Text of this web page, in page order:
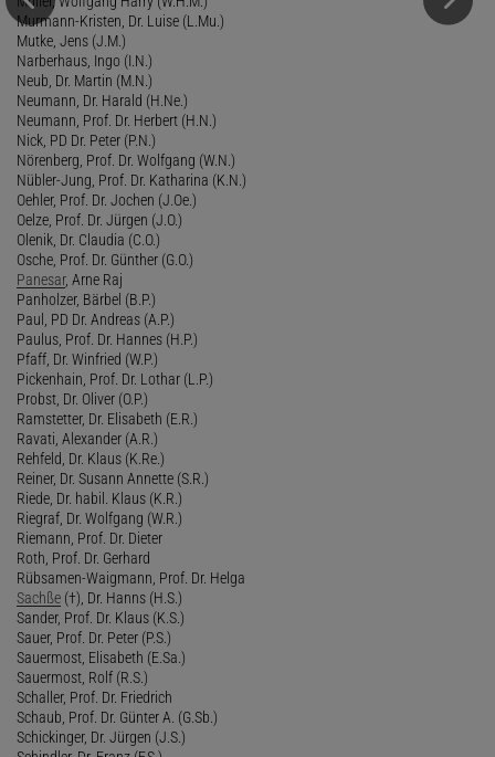
Murmann-Kristen, Dr. Luise (L.Mu.)
Mutke, Jens (J.M.)
Narberhaus, Ingo (I.N.)
Neub, Dr. Martin (M.N.)
Neumann, Dr. Harald (H.Ne.)
Neumann, Prof. Dr. Herbert (H.N.)
Nick, PD Dr. Peter (P.N.)
Nörenberg, Prof. Dr. Wolfgang (W.N.)
Nübler-Jung, Prof. Dr. Katharina (K.N.)
Oehler, Prof. Dr. Jochen (J.Oe.)
Oelze, Prof. Dr. Jürgen (J.O.)
Olenik, Dr. Claudia (C.O.)
Osche, Prof. Dr. Günther (G.O.)
Panesar, Arne Raj
Panholzer, Bärbel (B.P.)
Paul, PD Dr. Andreas (A.P.)
Paulus, Prof. Dr. Hannes (H.P.)
Pfaff, Dr. Winfried (W.P.)
Pickenhain, Prof. Dr. Lothar (L.P.)
Probst, Dr. Oliver (O.P.)
Ramstetter, Dr. Elisabeth (E.R.)
Ravati, Alexander (A.R.)
Rehfeld, Dr. Klaus (K.Re.)
Reiner, Dr. Susann Annette (S.R.)
Riede, Dr. habil. Klaus (K.R.)
Riegraf, Dr. Wolfgang (W.R.)
Riemann, Prof. Dr. Dieter
Roth, Prof. Dr. Gerhard
Rübsamen-Waigmann, Prof. Dr. Helga
Sachße (†), Dr. Hanns (H.S.)
Sander, Prof. Dr. Klaus (K.S.)
Sauer, Prof. Dr. Peter (P.S.)
Sauermost, Elisabeth (E.Sa.)
Sauermost, Rolf (R.S.)
Schaller, Prof. Dr. Friedrich
Schaub, Prof. Dr. Günter A. (G.Sb.)
Schickinger, Dr. Jürgen (J.S.)